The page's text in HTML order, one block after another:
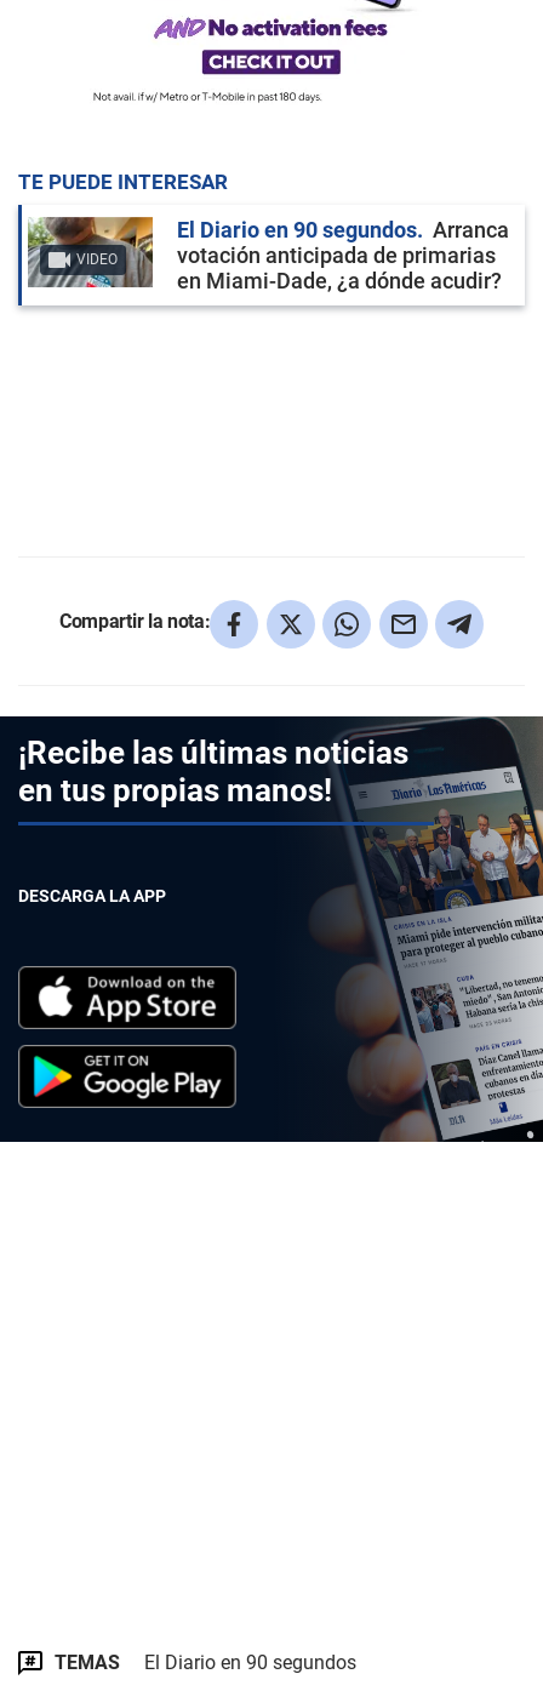
TE PUEDE INTERESAR
VIDEO
El Diario en 90 segundos
Arranca
votación anticipada de primarias
en Miami-Dade, ¿a dónde acudir?
Compartir la nota:
¡Recibe las últimas noticias
en tus propias manos!
DESCARGA LA APP
TEMAS El Diario en 90 segundos